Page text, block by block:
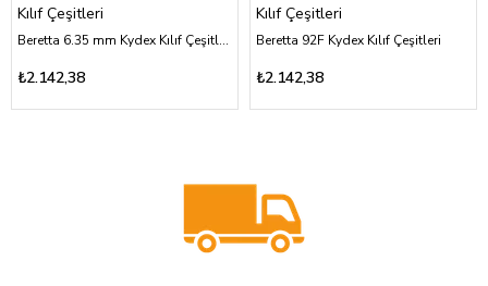
Kılıf Çeşitleri
Beretta 6.35 mm Kydex Kılıf Çeşitleri
₺2.142,38
Kılıf Çeşitleri
Beretta 92F Kydex Kılıf Çeşitleri
₺2.142,38